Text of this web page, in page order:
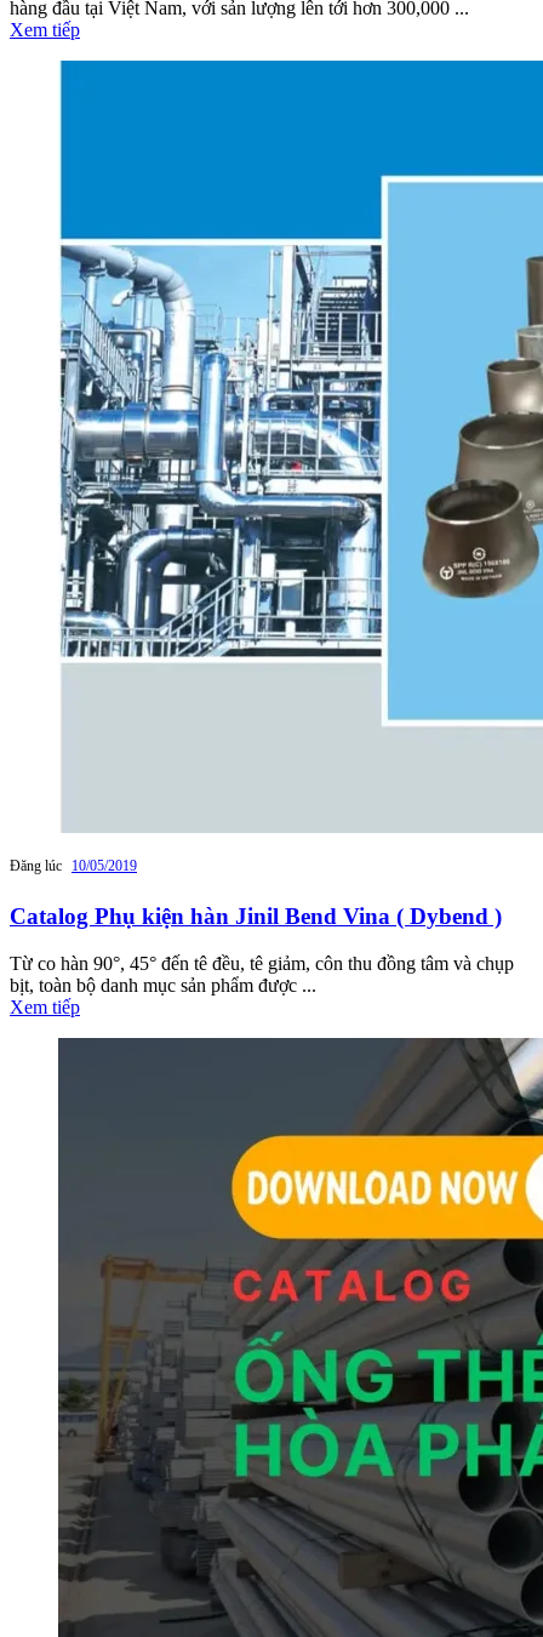
hàng đầu tại Việt Nam, với sản lượng lên tới hơn 300,000 ...
Xem tiếp
Đăng lúc 10/05/2019
Catalog Phụ kiện hàn Jinil Bend Vina ( Dybend )
Từ co hàn 90°, 45° đến tê đều, tê giảm, côn thu đồng tâm và chụp
bịt, toàn bộ danh mục sản phẩm được ...
Xem tiếp